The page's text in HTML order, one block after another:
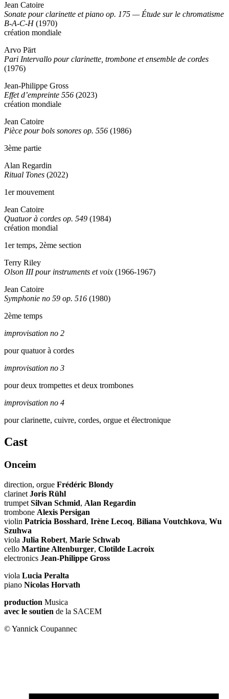
Jean Catoire
Sonate pour clarinette et piano op. 175 — Étude sur le chromatisme
B-A-C-H(1970)
création mondiale
Arvo Pärt
Pari Intervallo pour clarinette, trombone et ensemble de cordes
(1976)
Jean-Philippe Gross
Effet d’empreinte 556 (2023)
création mondiale
Jean Catoire
Pièce pour bols sonores op. 556 (1986)
3ème partie
Alan Regardin
Ritual Tones (2022)
1er mouvement
Jean Catoire
Quatuor à cordes op. 549 (1984)
création mondial
1er temps, 2ème section
Terry Riley
Olson III pour instruments et voix (1966-1967)
Jean Catoire
Symphonie no 59 op. 516 (1980)
2ème temps
improvisation no 2
pour quatuor à cordes
improvisation no 3
pour deux trompettes et deux trombones
improvisation no 4
pour clarinette, cuivre, cordes, orgue et électronique
Cast
Onceim
direction, orgue Frédéric Blondy
clarinet Joris Rühl
trumpet Silvan Schmid, Alan Regardin
trombone Alexis Persigan
violin Patricia Bosshard, Irène Lecoq, Biliana Voutchkova, Wu
Szuhwa
viola Julia Robert, Marie Schwab
cello Martine Altenburger, Clotilde Lacroix
electronics Jean-Philippe Gross
viola Lucia Peralta
piano Nicolas Horvath
production Musica
avec le soutien de la SACEM
© Yannick Coupannec